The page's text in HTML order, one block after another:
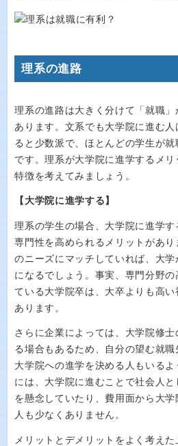
理系の進路
理系の進路は大きく分けて「就職
あります。文系でも大学院に進む
ると少数派で、ほとんどの学生が
です。理系が大学院に進学するメ
特徴を考えてみましょう。
【大学院に進学する】
理系の学生の場合、大学院に進学
専門性を高められるメリットがあ
のニーズにマッチしていれば、大学
になるでしょう。事実、専門分野
ている大学院卒は、大卒よりも高
あります。
さらに企業によっては、大学院修
る場合もあるため、自分の望む就
大学院への進学を決める人もいる
には、大学院に進むことで社会人
を懸念していたり、費用面から大
人も少なくありません。
メリットとデメリットをよく考え